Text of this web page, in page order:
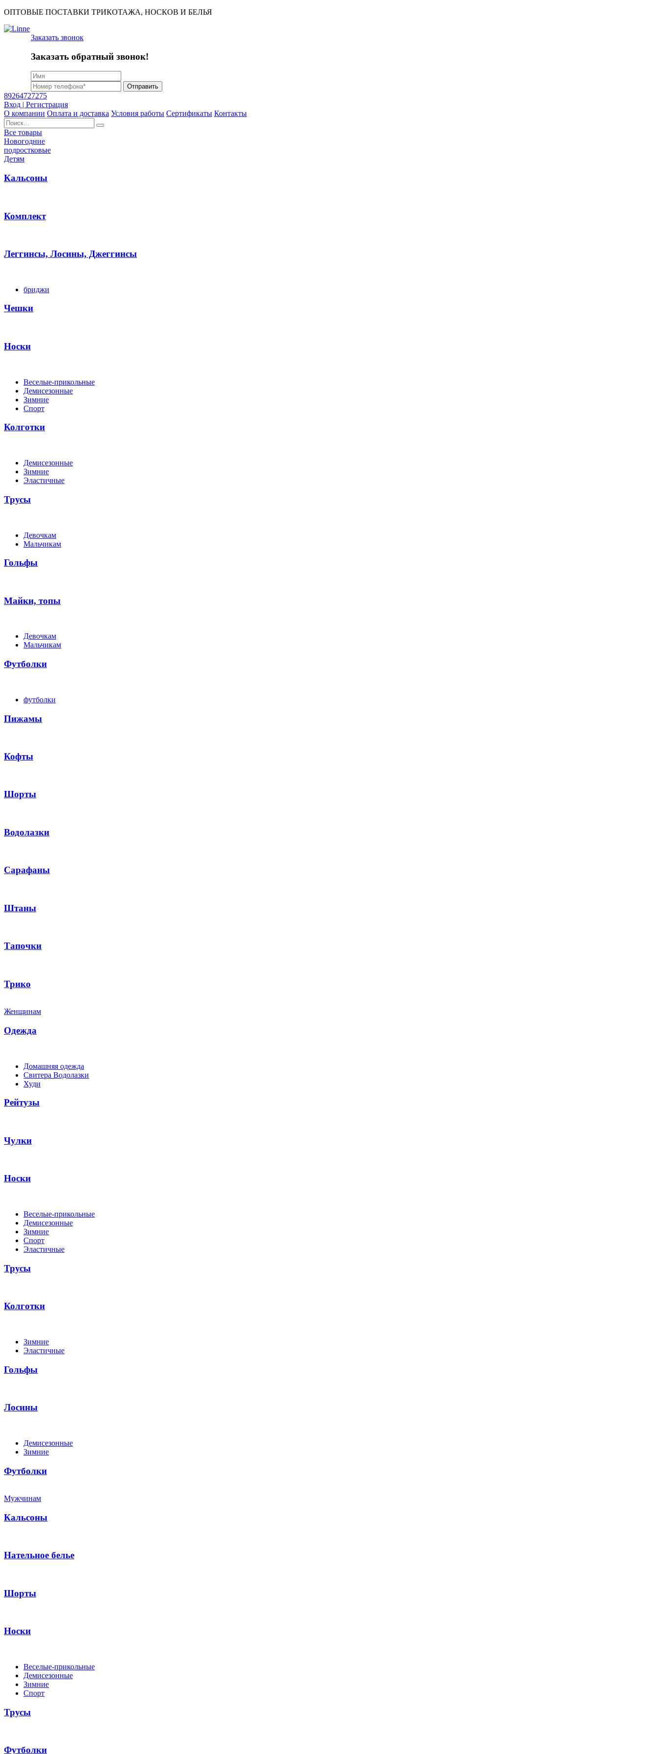
ОПТОВЫЕ ПОСТАВКИ ТРИКОТАЖА, НОСКОВ И БЕЛЬЯ
Заказать звонок
Заказать обратный звонок!
Отправить
89264727275
Вход | Регистрация
О компании Оплата и доставка Условия работы Сертификаты Контакты
Найти:
Все товары
Новогодние
подростковые
Детям
Кальсоны
Комплект
Леггинсы, Лосины, Джеггинсы
бриджи
Чешки
Носки
Веселые-прикольные
Демисезонные
Зимние
Спорт
Колготки
Демисезонные
Зимние
Эластичные
Трусы
Девочкам
Мальчикам
Гольфы
Майки, топы
Девочкам
Мальчикам
Футболки
футболки
Пижамы
Кофты
Шорты
Водолазки
Сарафаны
Штаны
Тапочки
Трико
Женщинам
Одежда
Домашняя одежда
Свитера Водолазки
Худи
Рейтузы
Чулки
Носки
Веселые-прикольные
Демисезонные
Зимние
Спорт
Эластичные
Трусы
Колготки
Зимние
Эластичные
Гольфы
Лосины
Демисезонные
Зимние
Футболки
Мужчинам
Кальсоны
Нательное белье
Шорты
Носки
Веселые-прикольные
Демисезонные
Зимние
Спорт
Трусы
Футболки